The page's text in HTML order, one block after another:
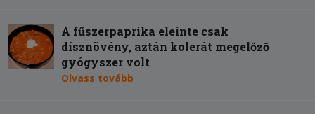
A fűszerpaprika eleinte csak
dísznövény, aztán kolerát megelőző
gyógyszer volt
Olvass tovább